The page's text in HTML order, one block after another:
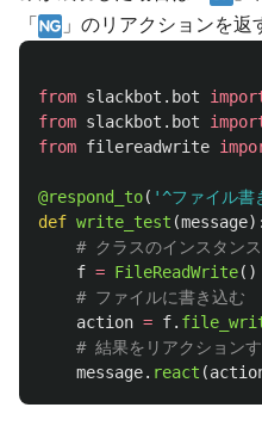
「
」のリアクションを返
from slackbot.bot
from slackbot.bot
from filereadwrite
@respond_to( '^ファイル書
def write_test (message):
f = FileReadWrite()
action = f.
message. react (